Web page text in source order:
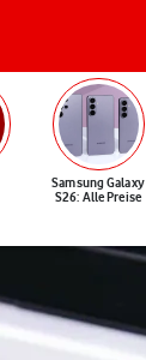
Samsung Galaxy
S26: Alle Preise